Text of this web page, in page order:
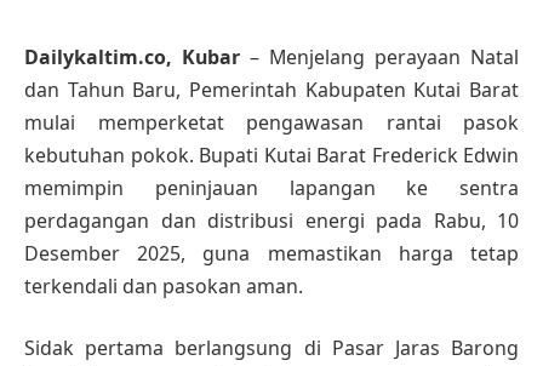
Dailykaltim.co, Kubar – Menjelang perayaan Natal
dan Tahun Baru, Pemerintah Kabupaten Kutai Barat
mulai memperketat pengawasan rantai pasok
kebutuhan pokok. Bupati Kutai Barat Frederick Edwin
memimpin peninjauan lapangan ke sentra
perdagangan dan distribusi energi pada Rabu, 10
Desember 2025, guna memastikan harga tetap
terkendali dan pasokan aman.
Sidak pertama berlangsung di Pasar Jaras Barong